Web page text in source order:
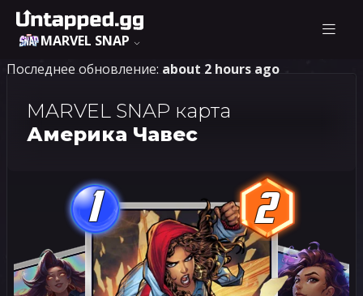
MARVEL SNAP
Последнее обновление: about 2 hours ago
MARVEL SNAP карта
Америка Чавес
2
1 2
1